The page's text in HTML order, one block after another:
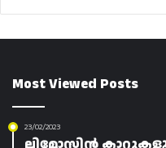
Most Viewed Posts
23/02/2023
ലിമോസിൻ കാറുകളുടെ